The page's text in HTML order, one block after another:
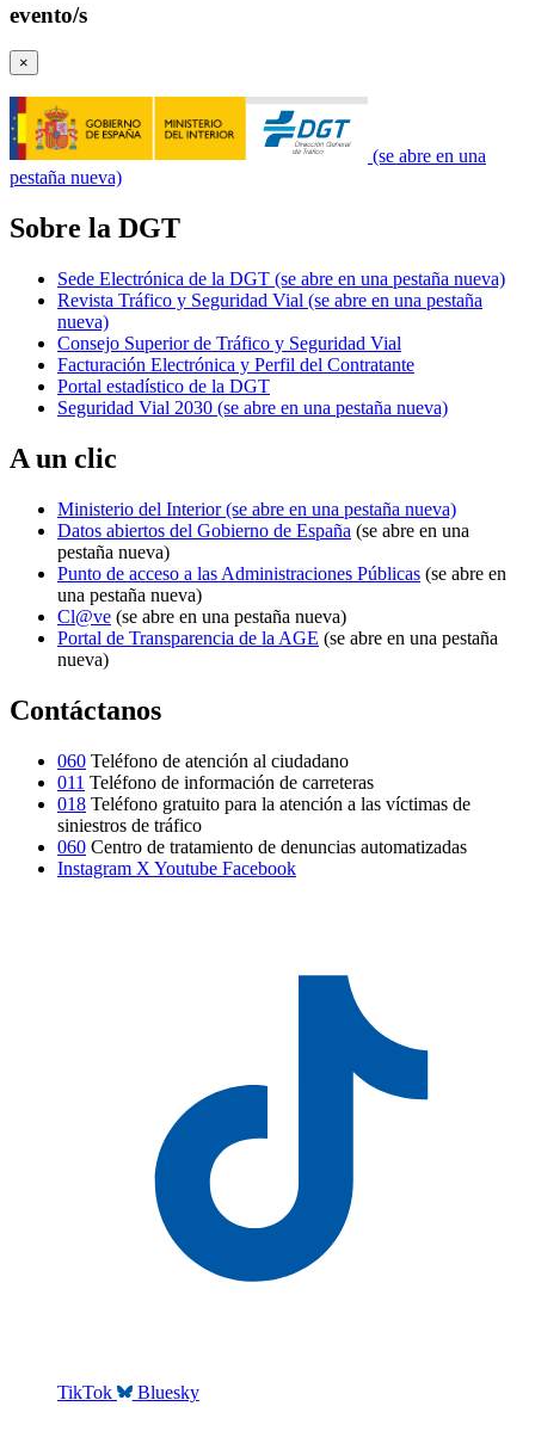
evento/s
×
(se abre en una
pestaña nueva)
Sobre la DGT
Sede Electrónica de la DGT (se abre en una pestaña nueva)
Revista Tráfico y Seguridad Vial (se abre en una pestaña
nueva)
Consejo Superior de Tráfico y Seguridad Vial
Facturación Electrónica y Perfil del Contratante
Portal estadístico de la DGT
Seguridad Vial 2030 (se abre en una pestaña nueva)
A un clic
Ministerio del Interior(se abre en una pestaña nueva)
Datos abiertos del Gobierno de España (se abre en una
pestaña nueva)
Punto de acceso a las Administraciones Públicas (se abre en
una pestaña nueva)
Cl@ve (se abre en una pestaña nueva)
Portal de Transparencia de la AGE (se abre en una pestaña
nueva)
Contáctanos
060 Teléfono de atención al ciudadano
011 Teléfono de información de carreteras
018 Teléfono gratuito para la atención a las víctimas de
siniestros de tráfico
060 Centro de tratamiento de denuncias automatizadas
Instagram X Youtube Facebook
TikTok Bluesky